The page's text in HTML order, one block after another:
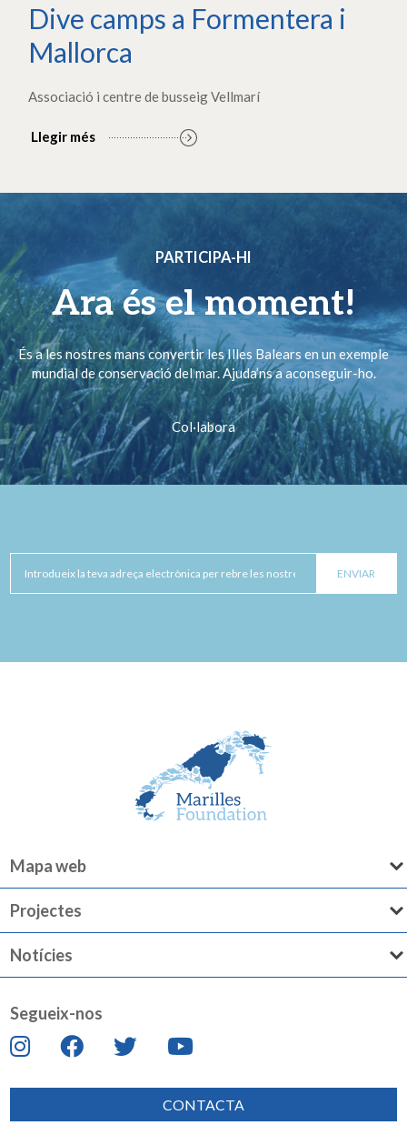
Dive camps a Formentera i
Mallorca
Associació i centre de busseig Vellmarí
Llegir més
PARTICIPA-HI
Ara és el moment!
És a les nostres mans convertir les Illes Balears en un exemple
mundial de conservació del mar. Ajuda’ns a aconseguir-ho.
Col·labora
Mapa web
Projectes
Notícies
Segueix-nos
CONTACTA